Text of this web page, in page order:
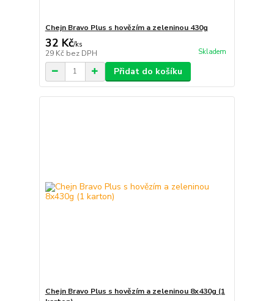
Chejn Bravo Plus s hovězím a zeleninou 430g
32 Kč/ks
29 Kč bez DPH Skladem
Přidat do košíku
Chejn Bravo Plus s hovězím a zeleninou 8x430g (1